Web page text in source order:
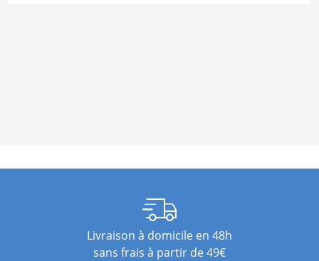
Livraison à domicile en 48h
sans frais à partir de 49€